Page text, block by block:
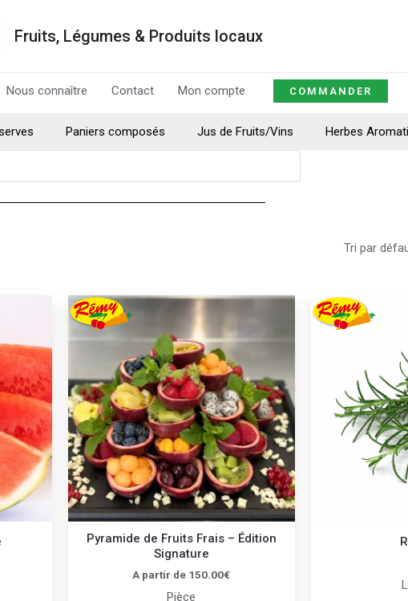
Fruits, Légumes & Produits locaux
Nous connaître Contact Mon compte COMMANDER
Paniers composés Jus de Fruits/Vins Herbes
Pyramide de Fruits Frais – Édition
Signature
A partir de 150.00€
Pièce
variations.
Les
options
peuvent
être
choisies
sur